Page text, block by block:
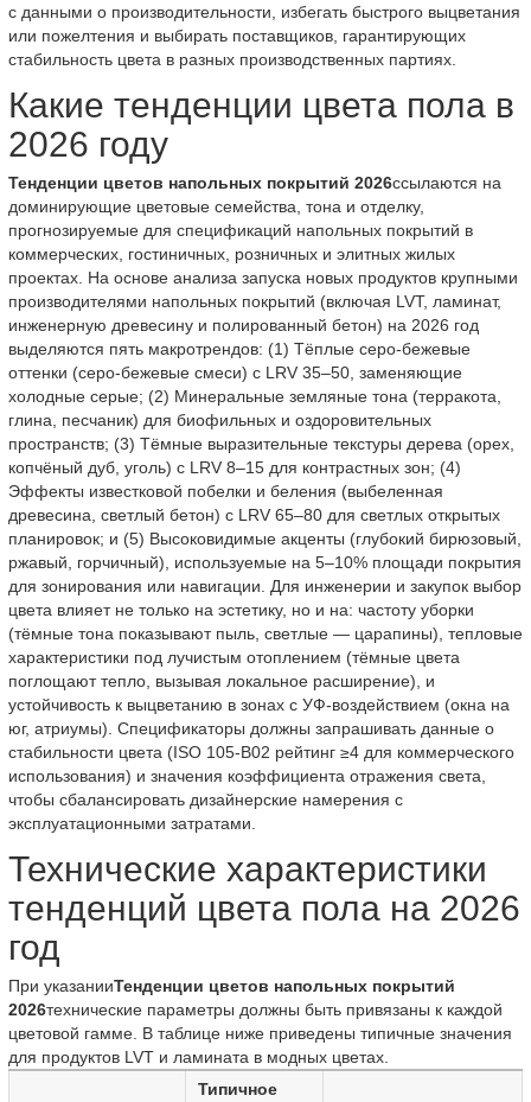
с данными о производительности, избегать быстрого выцветания
или пожелтения и выбирать поставщиков, гарантирующих
стабильность цвета в разных производственных партиях.
Какие тенденции цвета пола в
2026 году
Тенденции цветов напольных покрытий 2026ссылаются на
доминирующие цветовые семейства, тона и отделку,
прогнозируемые для спецификаций напольных покрытий в
коммерческих, гостиничных, розничных и элитных жилых
проектах. На основе анализа запуска новых продуктов крупными
производителями напольных покрытий (включая LVT, ламинат,
инженерную древесину и полированный бетон) на 2026 год
выделяются пять макротрендов: (1) Тёплые серо-бежевые
оттенки (серо-бежевые смеси) с LRV 35–50, заменяющие
холодные серые; (2) Минеральные земляные тона (терракота,
глина, песчаник) для биофильных и оздоровительных
пространств; (3) Тёмные выразительные текстуры дерева (орех,
копчёный дуб, уголь) с LRV 8–15 для контрастных зон; (4)
Эффекты известковой побелки и беления (выбеленная
древесина, светлый бетон) с LRV 65–80 для светлых открытых
планировок; и (5) Высоковидимые акценты (глубокий бирюзовый,
ржавый, горчичный), используемые на 5–10% площади покрытия
для зонирования или навигации. Для инженерии и закупок выбор
цвета влияет не только на эстетику, но и на: частоту уборки
(тёмные тона показывают пыль, светлые — царапины), тепловые
характеристики под лучистым отоплением (тёмные цвета
поглощают тепло, вызывая локальное расширение), и
устойчивость к выцветанию в зонах с УФ-воздействием (окна на
юг, атриумы). Спецификаторы должны запрашивать данные о
стабильности цвета (ISO 105-B02 рейтинг ≥4 для коммерческого
использования) и значения коэффициента отражения света,
чтобы сбалансировать дизайнерские намерения с
эксплуатационными затратами.
Технические характеристики
тенденций цвета пола на 2026
год
При указанииТенденции цветов напольных покрытий
2026технические параметры должны быть привязаны к каждой
цветовой гамме. В таблице ниже приведены типичные значения
для продуктов LVT и ламината в модных цветах.
Типичное